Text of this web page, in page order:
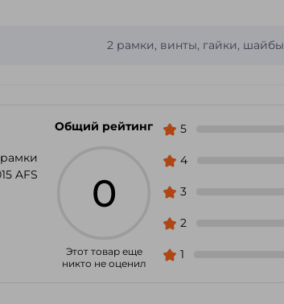
2 рамки, винты, гайки, шайбы
AFS
Общий рейтинг
0
Этот товар еще
никто не оценил
5
4
3
2
1